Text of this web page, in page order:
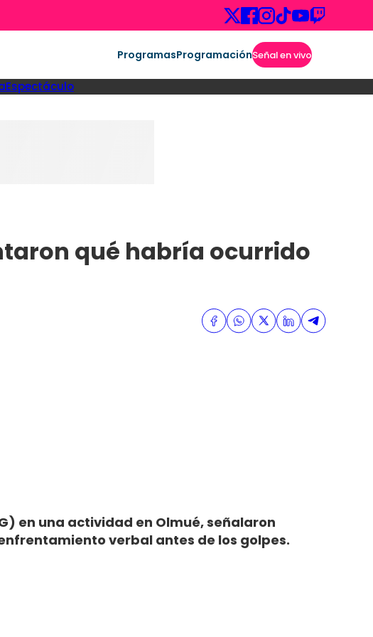
ProgramasProgramaciónSeñal en vivo
Espectáculo
qué habría ocurrido
en una actividad en Olmué, señalaron
verbal antes de los golpes.